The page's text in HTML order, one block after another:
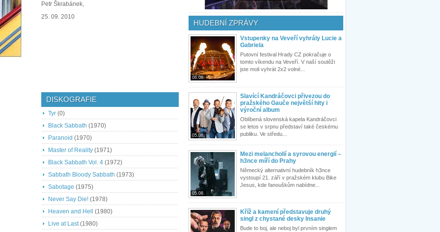
Petr Škrabánek,
25. 09. 2010
DISKOGRAFIE
Tyr (0)
Black Sabbath (1970)
Paranoid (1970)
Master of Reality (1971)
Black Sabbath Vol. 4 (1972)
Sabbath Bloody Sabbath (1973)
Sabotage (1975)
Never Say Die! (1978)
Heaven and Hell
(1980)
Live at Last(1980)
HUDEBNÍ ZPRÁVY
06.08.
Vstupenky na Veveří vyhrály Lucie a
Gabriela
Putovní festival Hrady CZ pokračuje o
tomto víkendu na Veveří. V naší soutěži
jste moli vyhrát 2x2 volné...
05.08.
Slavící Kandráčovci přivezou do
pražského Gauče největší hity i
výroční album
Oblíbená slovenská kapela Kandráčovci
se letos v srpnu představí také českému
publiku. Ve středu...
05.08.
Mezi melancholií a syrovou energií –
h3nce míří do Prahy
Německý alternativní hudebník h3nce
vystoupí 21. září v pražském klubu Bike
Jesus, kde fanouškům nabídne...
Kříž a kamení představuje druhý
singl z chystané desky Insanie
Bude to boj, ale neboj byl prvním singlem